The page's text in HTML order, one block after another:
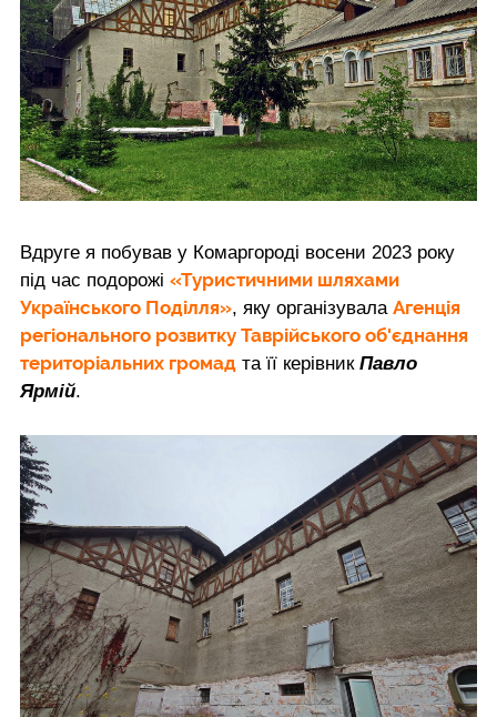
Вдруге я побував у Комаргороді восени 2023 року
під час подорожі «Туристичними шляхами
Українського Поділля», яку організувала Агенція
регіонального розвитку Таврійського об'єднання
територіальних громад та її керівник Павло
Ярмій.